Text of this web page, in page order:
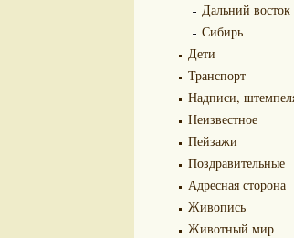
Дальний восток
Сибирь
Дети
Транспорт
Надписи,
Неизвестное
Пейзажи
Поздравительные
Адресная сторона
Живопись
Животный мир